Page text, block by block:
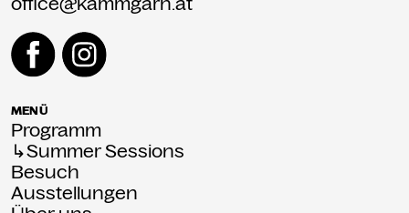
MENÜ
Programm
↳Summer Sessions
Besuch
Ausstellungen